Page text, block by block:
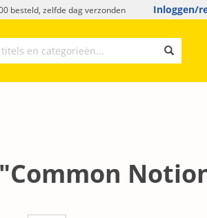
besteld, zelfde dag verzonden Inloggen/